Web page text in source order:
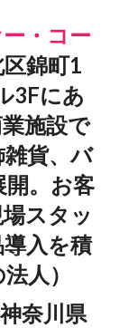
・コー
区錦町1
3Fにあ
施設で
貨、バ
開。お客
スタッ
入を積
人）
神奈川県